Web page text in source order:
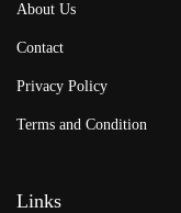
About Us
Contact
Privacy Policy
Terms and Condition
Links​